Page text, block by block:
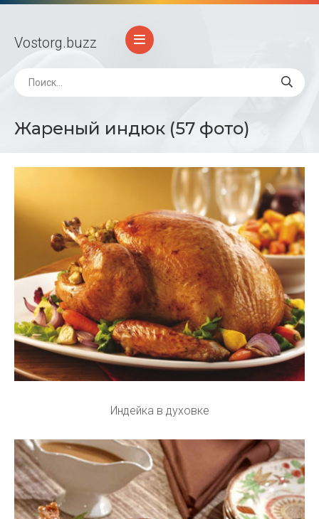
Vostorg.buzz
Жареный индюк (57 фото)
Индейка в духовке